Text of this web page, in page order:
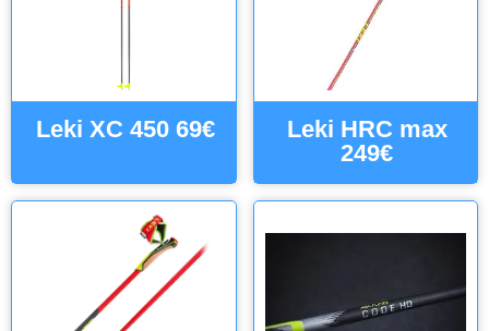
Leki XC 450 69€
Leki HRC max
249€